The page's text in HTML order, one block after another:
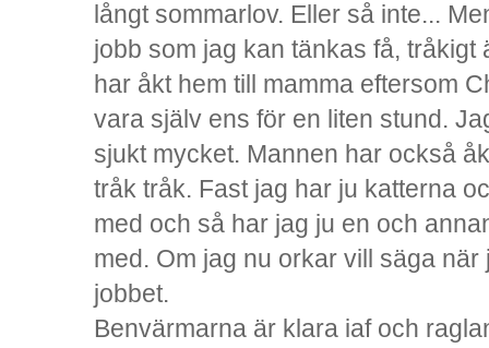
långt sommarlov. Eller så inte...
jobb som jag kan tänkas få, tråkigt
har åkt hem till mamma eftersom
vara själv ens för en liten stund.
sjukt mycket. Mannen har också
tråk tråk. Fast jag har ju katterna
med och så har jag ju en och
med. Om jag nu orkar vill säga
jobbet.
Benvärmarna är klara iaf och